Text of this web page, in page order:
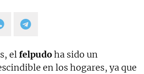
elfelpudoha sido un
en los hogares, ya que